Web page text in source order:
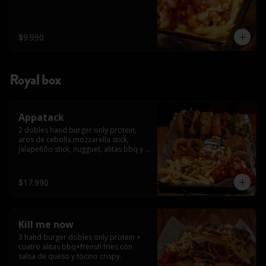
$9.990
Royal box
Appatack
2 dobles hand burger only protein,
aros de cebolla,mozzarella stick,
jalapeñõo stick, nugguet, alitas bbq y
$17.990
Kill me now
3 hand burger dobles only protein +
cuatro alitas bbq+frensh fries con
salsa de queso y tocino crispy.